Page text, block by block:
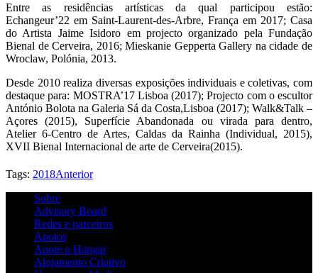
Entre as residências artísticas da qual participou estão:
Echangeur’22 em Saint-Laurent-des-Arbre, França em 2017; Casa
do Artista Jaime Isidoro em projecto organizado pela Fundação
Bienal de Cerveira, 2016; Mieskanie Gepperta Gallery na cidade de
Wroclaw, Polónia, 2013.
Desde 2010 realiza diversas exposições individuais e coletivas, com
destaque para: MOSTRA’17 Lisboa (2017); Projecto com o escultor
António Bolota na Galeria Sá da Costa,Lisboa (2017); Walk&Talk –
Açores (2015), Superfície Abandonada ou virada para dentro,
Atelier 6-Centro de Artes, Caldas da Rainha (Individual, 2015),
XVII Bienal Internacional de arte de Cerveira(2015).
Tags: 2018Anterior
Sobre
Advisory Board
Redes e parceiros
Apoios
Apoie o Hangar
Alojamento Criativo